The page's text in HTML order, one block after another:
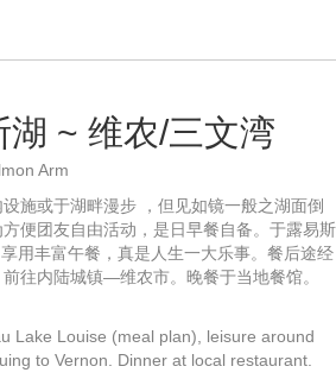
湖 ~ 维农/三文湾
Arm
施或于湖畔漫步 ，但见如镜一般之湖面倒
便团友自由活动，是日早餐自备。于露易斯
用丰富午餐，真是人生一大乐事。餐后途经
往内陆城镇―维农市。晚餐于当地餐馆。
Lake Louise (meal plan), leisure around
to Vernon. Dinner at local restaurant.